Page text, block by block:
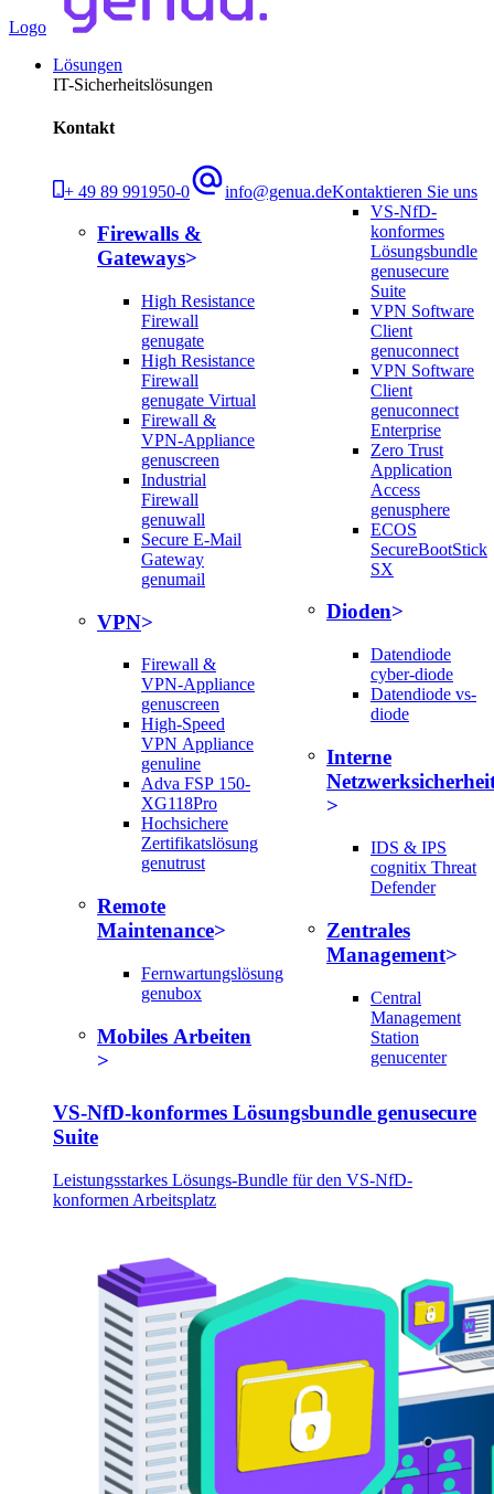
Logo
Lösungen
IT-Sicherheitslösungen
Kontakt
+ 49 89 991950-0 info@genua.deKontaktieren Sie uns
Firewalls &
Gateways
High Resistance
Firewall
genugate
High Resistance
Firewall
genugate Virtual
Firewall &
VPN-Appliance
genuscreen
Industrial
Firewall
genuwall
Secure E-Mail
Gateway
genumail
VPN
Firewall &
VPN-Appliance
genuscreen
High-Speed
VPN Appliance
genuline
Adva FSP 150-
XG118Pro
Hochsichere
Zertifikatslösung
genutrust
Remote
Maintenance
Fernwartungslösung
genubox
Mobiles Arbeiten
VS-NfD-
konformes
Lösungsbundle
genusecure
Suite
VPN Software
Client
genuconnect
VPN Software
Client
genuconnect
Enterprise
Zero Trust
Application
Access
genusphere
ECOS
SecureBootStick
SX
Dioden
Datendiode
cyber-diode
Datendiode vs-
diode
Interne
IDS & IPS
cognitix Threat
Defender
Zentrales
Management
Central
Management
Station
genucenter
VS-NfD-konformes Lösungsbundle genusecure
Suite
Leistungsstarkes Lösungs-Bundle für den VS-NfD-
konformen Arbeitsplatz